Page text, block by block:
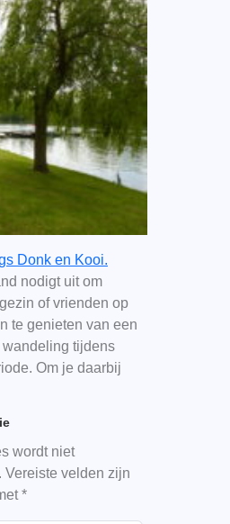
Donk en Kooi.
nodigt uit om
of vrienden op
te genieten van een
tijdens
Om je daarbij
wordt niet
Vereiste velden zijn
*